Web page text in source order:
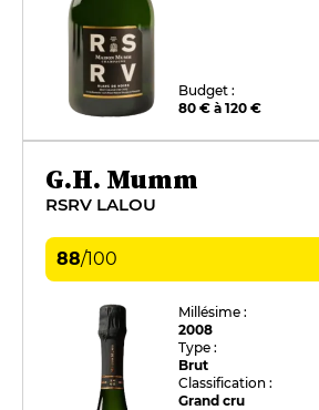
Budget :
80 € à 120 €
G.H. Mumm
RSRV LALOU
88/100
Millésime :
2008
Type :
Brut
Classification :
Grand cru